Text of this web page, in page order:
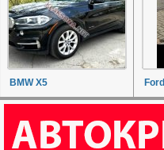
BMW X5